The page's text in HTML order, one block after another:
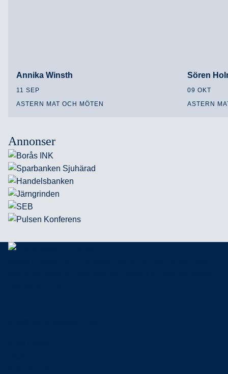
Annika Winsth
11 SEP
ASTERN MAT OCH MÖTEN
Sören
09 OKT
ASTERN
Annonser